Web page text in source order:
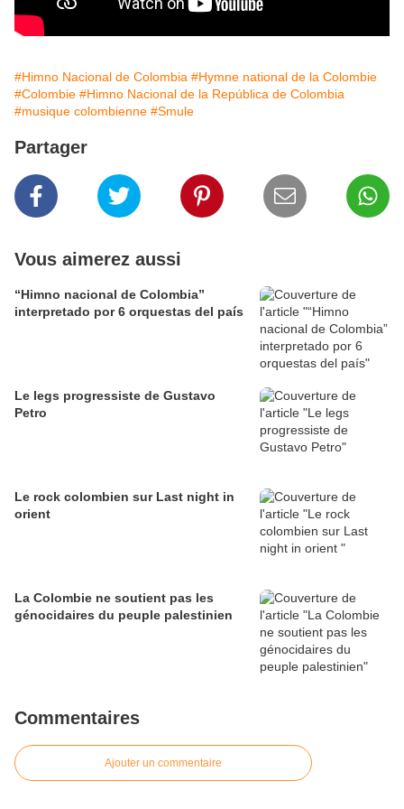
#Himno Nacional de Colombia #Hymne national de la Colombie
#Colombie #Himno Nacional de la República de Colombia
#musique colombienne #Smule
Partager
Vous aimerez aussi
“Himno nacional de Colombia”
interpretado por 6 orquestas del país
Le legs progressiste de Gustavo
Petro
Le rock colombien sur Last night in
orient
La Colombie ne soutient pas les
génocidaires du peuple palestinien
Commentaires
Ajouter un commentaire